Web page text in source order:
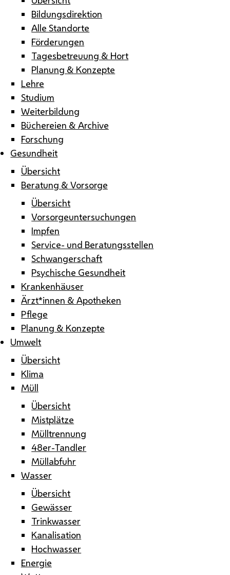
Bildungsdirektion
Alle Standorte
Förderungen
Tagesbetreuung & Hort
Planung & Konzepte
Lehre
Studium
Weiterbildung
Büchereien & Archive
Forschung
Gesundheit
Übersicht
Beratung & Vorsorge
Übersicht
Vorsorgeuntersuchungen
Impfen
Service- und Beratungsstellen
Schwangerschaft
Psychische Gesundheit
Krankenhäuser
Ärzt*innen & Apotheken
Pflege
Planung & Konzepte
Umwelt
Übersicht
Klima
Müll
Übersicht
Mistplätze
Mülltrennung
48er-Tandler
Müllabfuhr
Wasser
Übersicht
Gewässer
Trinkwasser
Kanalisation
Hochwasser
Energie